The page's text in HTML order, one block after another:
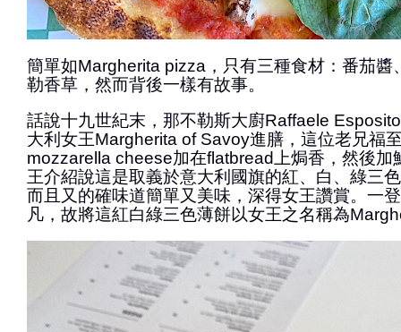
簡單如Margherita pizza，只有三種食材：番茄醬
勒香草，然而背後一樣有故事。
話說十九世紀末，那不勒斯大廚Raffaele
大利女王Margherita of Savoy進膳，這位老兄福
mozzarella cheese加在flatbread上焗香，然後加
王介紹說這是取義於意大利國旗的紅、白、綠三
而且又的確味道簡單又美味，深得女王讚賞。一
凡，故將這紅白綠三色薄餅以女王之名稱為